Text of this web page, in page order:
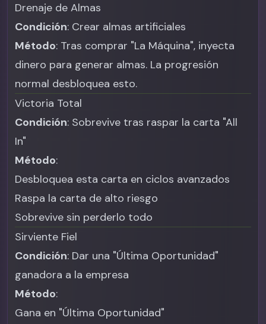
Drenaje de Almas
Condición: Crear almas artificiales
Método: Tras comprar "La Máquina", inyecta
dinero para generar almas. La progresión
normal desbloquea esto.
Victoria Total
Condición: Sobrevive tras raspar la carta "All
In"
Método:
Desbloquea esta carta en ciclos avanzados
Raspa la carta de alto riesgo
Sobrevive sin perderlo todo
Sirviente Fiel
Condición: Dar una "Última Oportunidad"
ganadora a la empresa
Método:
Gana en "Última Oportunidad"